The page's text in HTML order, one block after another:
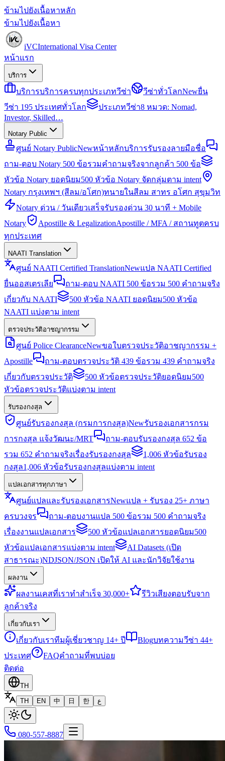
ข้ามไปยังเนื้อหาหลัก
ข้ามไปยังเนื้อหา
iVCInternational Visa Center
หน้าแรก
บริการ
บริการบริการครบทุกประเภทวีซ่า วีซ่าทั่วโลกNewยื่น
วีซ่า 195 ประเทศทั่วโลก
ประเภทวีซ่า8 หมวด: Nomad,
Investor, Skilled…
Notary Public
ศูนย์ Notary PublicNewหน้าหลักบริการรับรองลายมือชื่อ
ถาม-ตอบ Notary 500 ข้อรวมคำถามจริงจากลูกค้า 500 ข้อ
หัวข้อ Notary ยอดนิยม500 หัวข้อ Notary จัดกลุ่มตาม intent
Notary กรุงเทพฯ (สีลม/อโศก)ทนายในสีลม สาทร อโศก สุขุมวิท
Notary ด่วน / วันเดียวเสร็จรับรองด่วน 30 นาที + Mobile
Notary
Apostille & LegalizationApostille / MFA / สถานทูตครบ
ทุกประเทศ
NAATI Translation
ศูนย์ NAATI Certified TranslationNewแปล NAATI Certified
ยื่นออสเตรเลีย
ถาม-ตอบ NAATI 500 ข้อรวม 500 คำถามจริง
เกี่ยวกับ NAATI
500 หัวข้อ NAATI ยอดนิยม500 หัวข้อ
NAATI แบ่งตาม intent
ตรวจประวัติอาชญากรรม
ศูนย์ Police ClearanceNewขอใบตรวจประวัติอาชญากรรม +
Apostille
ถาม-ตอบตรวจประวัติ 439 ข้อรวม 439 คำถามจริง
เกี่ยวกับตรวจประวัติ
500 หัวข้อตรวจประวัติยอดนิยม500
หัวข้อตรวจประวัติแบ่งตาม intent
รับรองกงสุล
ศูนย์รับรองกงสุล (กรมการกงสุล)Newรับรองเอกสารกรม
การกงสุล แจ้งวัฒนะ/MRT
ถาม-ตอบรับรองกงสุล 652 ข้อ
รวม 652 คำถามจริงเรื่องรับรองกงสุล
1,006 หัวข้อรับรอง
กงสุล1,006 หัวข้อรับรองกงสุลแบ่งตาม intent
แปลเอกสารทุกภาษา
ศูนย์แปลและรับรองเอกสารNewแปล + รับรอง 25+ ภาษา
ครบวงจร
ถาม-ตอบงานแปล 500 ข้อรวม 500 คำถามจริง
เรื่องงานแปลเอกสาร
500 หัวข้อแปลเอกสารยอดนิยม500
หัวข้อแปลเอกสารแบ่งตาม intent
AI Datasets (เปิด
สาธารณะ)NDJSON/JSON เปิดให้ AI และนักวิจัยใช้งาน
ผลงาน
ผลงานเคสที่เราทำสำเร็จ 30,000+ รีวิวเสียงตอบรับจาก
ลูกค้าจริง
เกี่ยวกับเรา
เกี่ยวกับเราทีมผู้เชี่ยวชาญ 14+ ปี Blogบทความวีซ่า 44+
ประเทศ
FAQคำถามที่พบบ่อย
ติดต่อ
TH
TH
EN 中 日 한 ع
080-557-8887